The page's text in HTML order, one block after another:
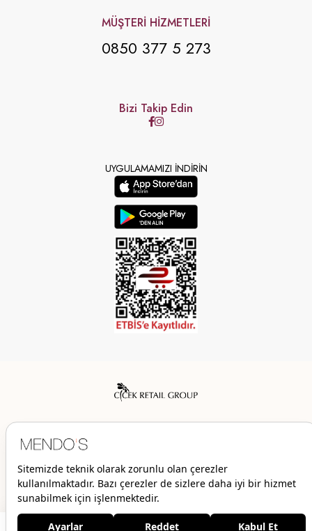
MÜŞTERİ HİZMETLERİ
0850 377 5 273
Bizi Takip Edin
UYGULAMAMIZI İNDİRİN
© 2026 Mendo’s | Her hakkı saklıdır.
3.499,00 TL